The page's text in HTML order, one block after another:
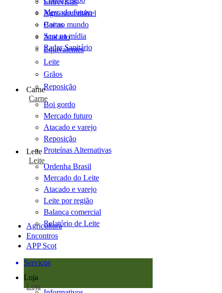
Entrevistas
Agro sustentável
Cartas
Scot na mídia
Radar Sanitário
Mercado futuro
Boi no mundo
Atacado
Equivalentes
Leite
Grãos
Reposição
Carne
Carne
Boi gordo
Mercado futuro
Atacado e varejo
Reposição
Proteínas Alternativas
Leite
Leite
Ordenha Brasil
Mercado do Leite
Atacado e varejo
Leite por região
Balança comercial
Relatório de Leite
Agricultura
Encontros
APP Scot
Serviços
Loja
Loja